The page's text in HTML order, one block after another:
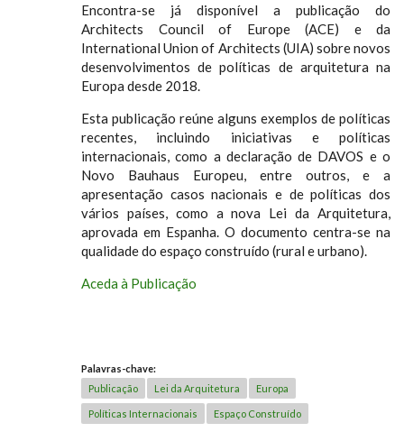
Encontra-se já disponível a publicação do
Architects Council of Europe (ACE) e da
International Union of Architects (UIA) sobre novos
desenvolvimentos de políticas de arquitetura na
Europa desde 2018.
Esta publicação reúne alguns exemplos de políticas
recentes, incluindo iniciativas e políticas
internacionais, como a declaração de DAVOS e o
Novo Bauhaus Europeu, entre outros, e a
apresentação casos nacionais e de políticas dos
vários países, como a nova Lei da Arquitetura,
aprovada em Espanha. O documento centra-se na
qualidade do espaço construído (rural e urbano).
Aceda à Publicação
Palavras-chave:
Publicação
Lei da Arquitetura Europa
Políticas Internacionais Espaço Construído